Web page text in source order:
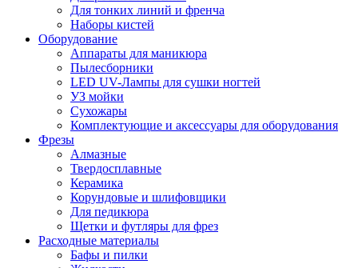
Для тонких линий и френча
Наборы кистей
Оборудование
Аппараты для маникюра
Пылесборники
LED UV-Лампы для сушки ногтей
УЗ мойки
Сухожары
Комплектующие и аксессуары для оборудования
Фрезы
Алмазные
Твердосплавные
Керамика
Корундовые и шлифовщики
Для педикюра
Щетки и футляры для фрез
Расходные материалы
Бафы и пилки